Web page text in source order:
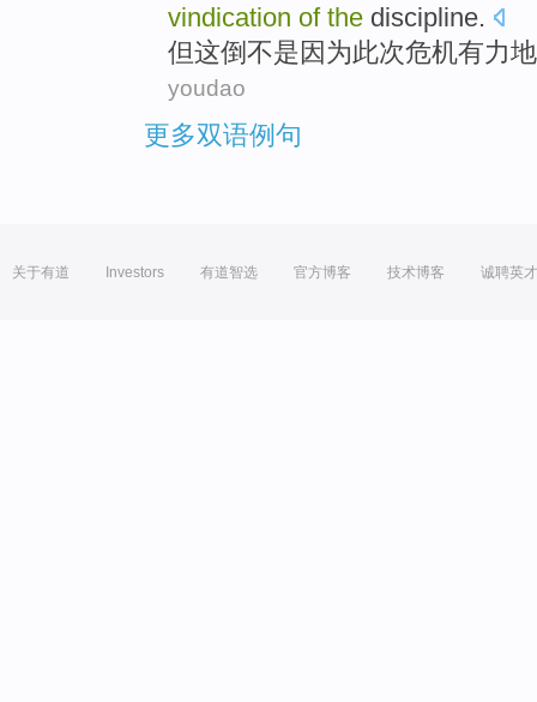
vindication of the discipline.
但这倒不是 因为此次危机有力
youdao
更多双语例句
关于有道 Investors 有道智选 官方博客 技术博客 诚聘英才